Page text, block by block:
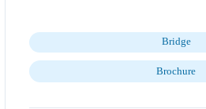
Bridge
Brochure